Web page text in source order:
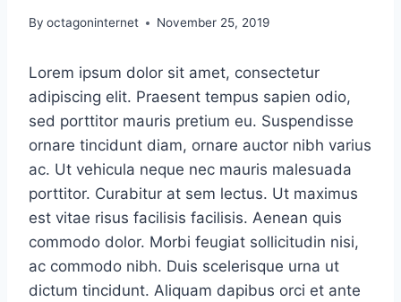
By octagoninternet November 25, 2019
Lorem ipsum dolor sit amet, consectetur
adipiscing elit. Praesent tempus sapien odio,
sed porttitor mauris pretium eu. Suspendisse
ornare tincidunt diam, ornare auctor nibh varius
ac. Ut vehicula neque nec mauris malesuada
porttitor. Curabitur at sem lectus. Ut maximus
est vitae risus facilisis facilisis. Aenean quis
commodo dolor. Morbi feugiat sollicitudin nisi,
ac commodo nibh. Duis scelerisque urna ut
dictum tincidunt. Aliquam dapibus orci et ante